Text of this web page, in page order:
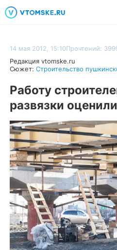
14 мая 2012, 15:10Прочтений:
Редакция vtomske.ru
Сюжет: Строительство
Работу
развязки